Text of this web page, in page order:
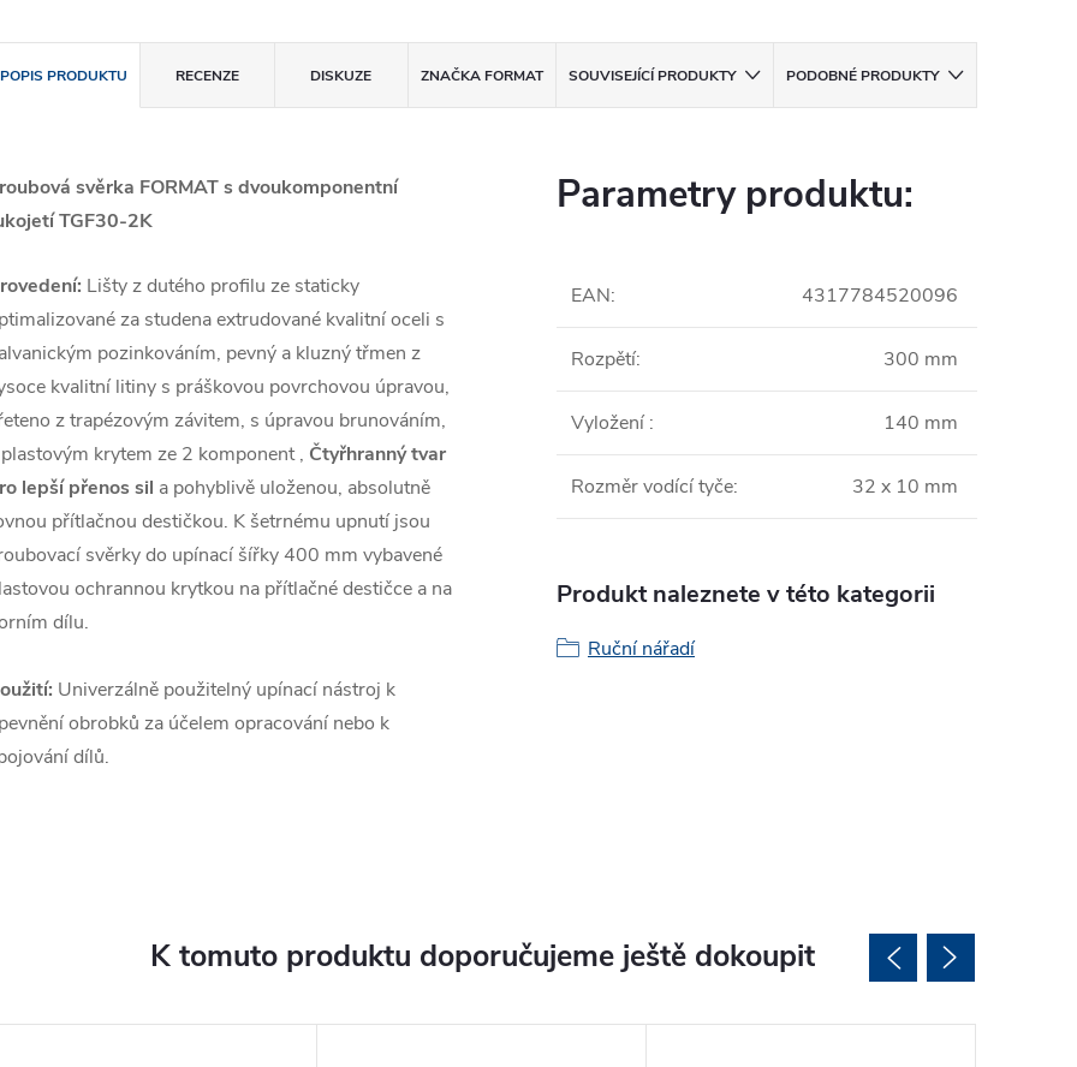
POPIS PRODUKTU RECENZE DISKUZE ZNAČKA FORMAT SOUVISEJÍCÍ PRODUKTY PODOBNÉ PRODUKTY
svěrka FORMAT s dvoukomponentní
TGF30-2K
Lišty z dutého profilu ze staticky
za studena extrudované kvalitní oceli s
pozinkováním, pevný a kluzný třmen z
kvalitní litiny s práškovou povrchovou úpravou,
z trapézovým závitem, s úpravou brunováním,
krytem ze 2 komponent , Čtyřhranný tvar
lepší přenos sil a pohyblivě uloženou, absolutně
přítlačnou destičkou. K šetrnému upnutí jsou
svěrky do upínací šířky 400 mm vybavené
ochrannou krytkou na přítlačné destičce a na
dílu.
Univerzálně použitelný upínací nástroj k
obrobků za účelem opracování nebo k
dílů.
Parametry produktu:
EAN: 4317784520096
Rozpětí: 300 mm
Vyložení : 140 mm
Rozměr vodící tyče: 32 x 10 mm
Produkt naleznete v této kategorii
Ruční nářadí
K tomuto produktu doporučujeme ještě dokoupit